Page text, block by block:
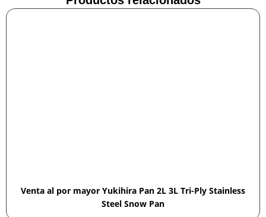
Venta al por mayor Yukihira Pan 2L 3L Tri-Ply Stainless
Steel Snow Pan